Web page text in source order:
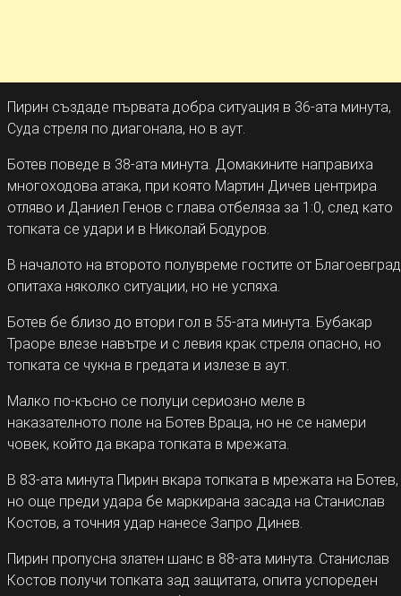
Пирин създаде първата добра ситуация в 36-ата минута,
Суда стреля по диагонала, но в аут.
Ботев поведе в 38-ата минута. Домакините направиха
многоходова атака, при която Мартин Дичев центрира
отляво и Даниел Генов с глава отбеляза за 1:0, след като
топката се удари и в Николай Бодуров.
В началото на второто полувреме гостите от Благоевград
опитаха няколко ситуации, но не успяха.
Ботев бе близо до втори гол в 55-ата минута. Бубакар
Траоре влезе навътре и с левия крак стреля опасно, но
топката се чукна в гредата и излезе в аут.
Малко по-късно се полуци сериозно меле в
наказателното поле на Ботев Враца, но не се намери
човек, който да вкара топката в мрежата.
В 83-ата минута Пирин вкара топката в мрежата на Ботев,
но още преди удара бе маркирана засада на Станислав
Костов, а точния удар нанесе Запро Динев.
Пирин пропусна златен шанс в 88-ата минута. Станислав
Костов получи топката зад защитата, опита успореден